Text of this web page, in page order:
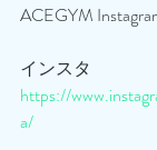
ACEGYM
インスタ
https://
a/